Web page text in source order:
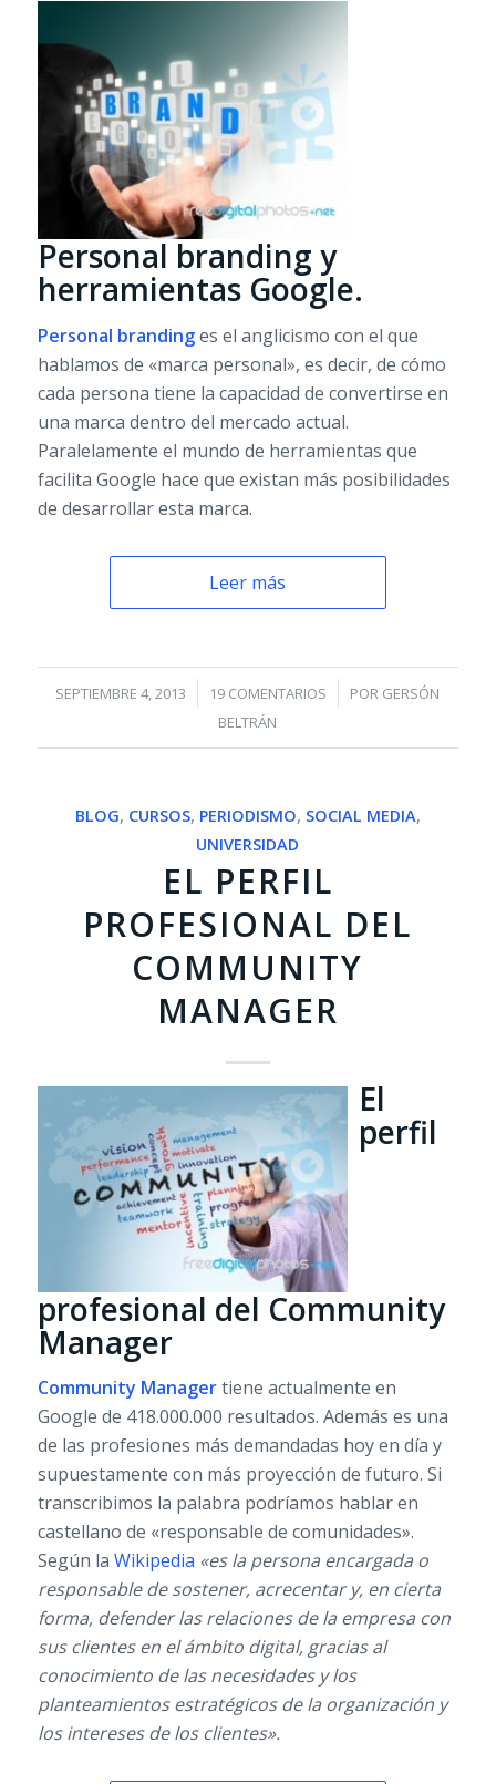
Personal branding y
herramientas Google.
Personal brandinges el anglicismo con el que
hablamos de «marca personal», es decir, de cómo
cada persona tiene la capacidad de convertirse en
una marca dentro del mercado actual.
Paralelamente el mundo de herramientas que
facilita Google hace que existan más posibilidades
de desarrollar esta marca.
Leer más
SEPTIEMBRE 4, 2013
/ 19 COMENTARIOS
/ POR GERSÓN
BELTRÁN
BLOG, CURSOS, PERIODISMO, SOCIAL MEDIA,
UNIVERSIDAD
EL PERFIL
PROFESIONAL DEL
COMMUNITY
MANAGER
El
perfil
profesional del Community
Manager
Community Managertiene actualmente en
Google de 418.000.000 resultados. Además es una
de las profesiones más demandadas hoy en día y
supuestamente con más proyección de futuro. Si
transcribimos la palabra podríamos hablar en
castellano de «responsable de comunidades».
Según la Wikipedia «es la persona encargada o
responsable de sostener, acrecentar y, en cierta
forma, defender las relaciones de la empresa con
sus clientes en el ámbito digital, gracias al
conocimiento de las necesidades y los
planteamientos estratégicos de la organización y
los intereses de los clientes».